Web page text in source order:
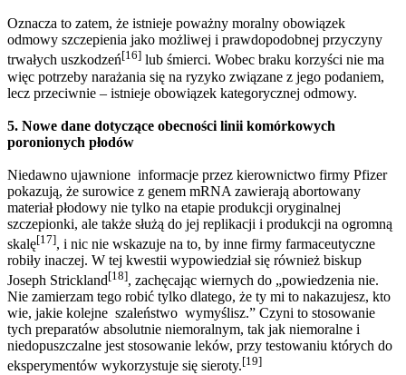
Oznacza to zatem, że istnieje poważny moralny obowiązek
odmowy szczepienia jako możliwej i prawdopodobnej przyczyny
trwałych uszkodzeń[16] lub śmierci. Wobec braku korzyści nie ma
więc potrzeby narażania się na ryzyko związane z jego podaniem,
lecz przeciwnie – istnieje obowiązek kategorycznej odmowy.
5. Nowe dane dotyczące obecności linii komórkowych
poronionych płodów
Niedawno ujawnione informacje przez kierownictwo firmy Pfizer
pokazują, że surowice z genem mRNA zawierają abortowany
materiał płodowy nie tylko na etapie produkcji oryginalnej
szczepionki, ale także służą do jej replikacji i produkcji na ogromną
skalę[17], i nic nie wskazuje na to, by inne firmy farmaceutyczne
robiły inaczej. W tej kwestii wypowiedział się również biskup
Joseph Strickland[18], zachęcając wiernych do „powiedzenia nie.
Nie zamierzam tego robić tylko dlatego, że ty mi to nakazujesz, kto
wie, jakie kolejne szaleństwo wymyślisz.” Czyni to stosowanie
tych preparatów absolutnie niemoralnym, tak jak niemoralne i
niedopuszczalne jest stosowanie leków, przy testowaniu których do
eksperymentów wykorzystuje się sieroty.[19]